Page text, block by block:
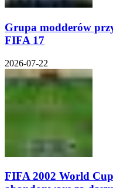
Grupa modderów
FIFA 17
2026-07-22
FIFA 2002 World